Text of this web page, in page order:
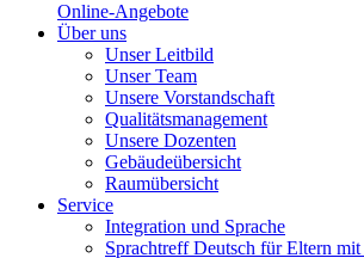
Online-Angebote
Über uns
Unser Leitbild
Unser Team
Unsere Vorstandschaft
Qualitätsmanagement
Unsere Dozenten
Gebäudeübersicht
Raumübersicht
Service
Integration und Sprache
Sprachtreff Deutsch für Eltern